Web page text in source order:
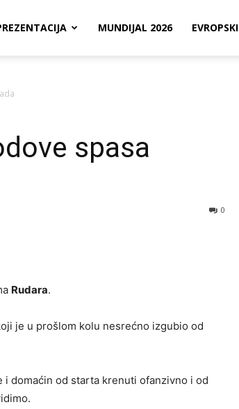
MUNDIJAL 2026 EVROPSKI
spasa
0
Rudara.
je u prošlom kolu nesrećno izgubio od
domaćin od starta krenuti ofanzivno i od